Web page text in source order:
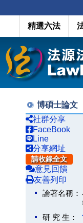
精選六法
博碩士論文
社群分享
FaceBook
Line
分享網址
請收錄全文
意見回饋
友善列印
論著名稱：
研 究 生：